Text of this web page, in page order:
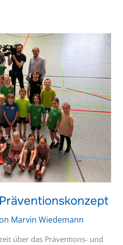
Marvin Wiedemann
über das Präventions- und